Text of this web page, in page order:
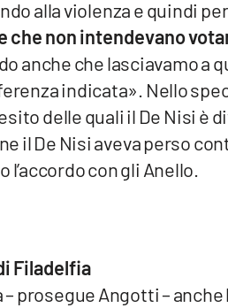
alla violenza e quindi
che non intendevano
anche che lasciavamo a
indicata». Nello
delle quali il De Nisi è
il De Nisi aveva perso
con gli Anello.
Filadelfia
prosegue Angotti –